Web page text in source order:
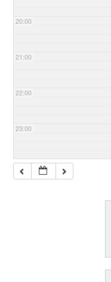
20:00
21:00
22:00
23:00